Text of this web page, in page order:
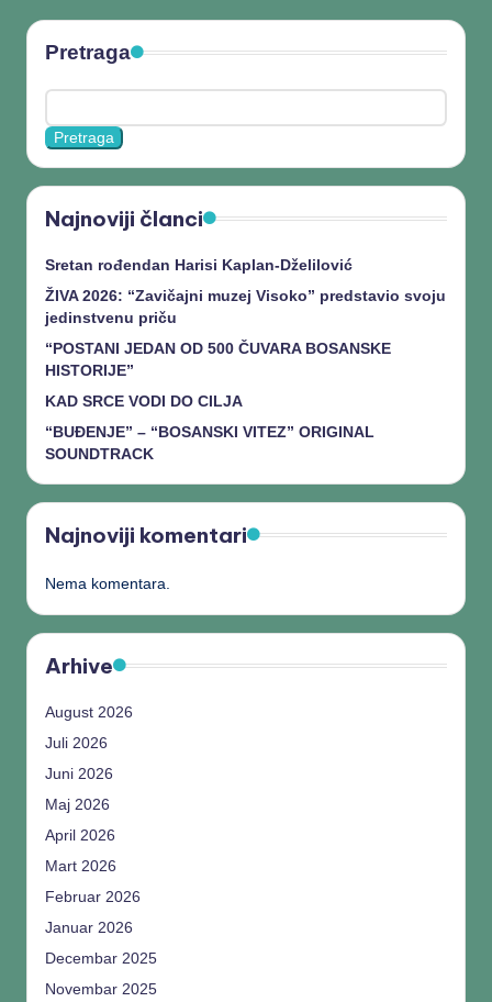
Pretraga
Pretraga
Najnoviji članci
Sretan rođendan Harisi Kaplan-Dželilović
ŽIVA 2026: “Zavičajni muzej Visoko” predstavio svoju
jedinstvenu priču
“POSTANI JEDAN OD 500 ČUVARA BOSANSKE
HISTORIJE”
KAD SRCE VODI DO CILJA
“BUĐENJE” – “BOSANSKI VITEZ” ORIGINAL
SOUNDTRACK
Najnoviji komentari
Nema komentara.
Arhive
August 2026
Juli 2026
Juni 2026
Maj 2026
April 2026
Mart 2026
Februar 2026
Januar 2026
Decembar 2025
Novembar 2025